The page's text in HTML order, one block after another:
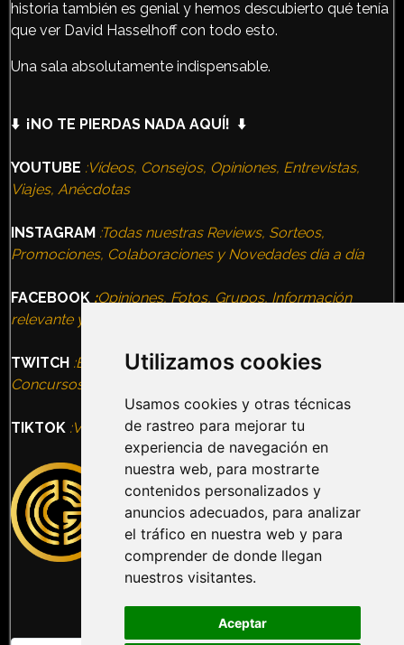
Utilizamos cookies
Usamos cookies y otras técnicas
de rastreo para mejorar tu
experiencia de navegación en
nuestra web, para mostrarte
contenidos personalizados y
anuncios adecuados, para analizar
el tráfico en nuestra web y para
comprender de donde llegan
nuestros visitantes.
Aceptar
historia también es genial y hemos descubierto qué tenía
que ver David Hasselhoff con todo esto.
Una sala absolutamente indispensable.
⬇️ ¡NO TE PIERDAS NADA AQUÍ! ⬇️
YOUTUBE :Vídeos, Consejos, Opiniones, Entrevistas,
Viajes, Anécdotas
INSTAGRAM :Todas nuestras Reviews, Sorteos,
Promociones, Colaboraciones y Novedades día a día
FACEBOOK :Opiniones, Fotos, Grupos, Información
relevante y todas nuestras Experiencias
TWITCH :Entrevistas, Terror Nights, VideoJuegos,
Concursos, Eventos
TIKTOK :Vídeos, Humor, Información, Ocio alternativo